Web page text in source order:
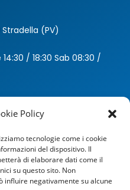
Policy
tecnologie come i cookie
del dispositivo. Il
di elaborare dati come il
su questo sito. Non
influire negativamente su alcune
(PV)
/ 18:30 Sab 08:30 /